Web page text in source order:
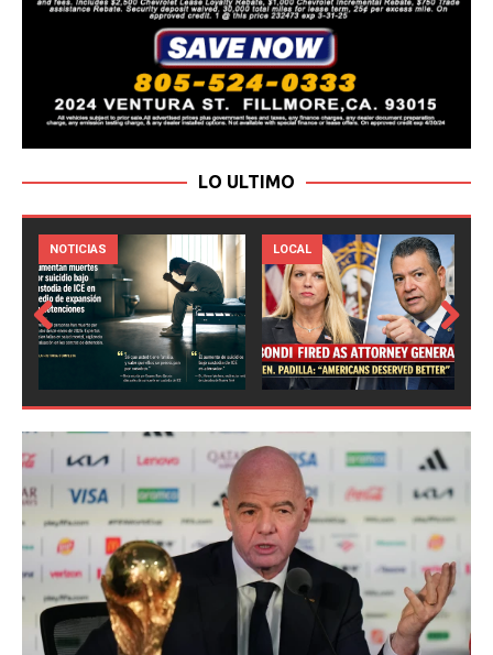
LO ULTIMO
LOCAL NOTICIAS
Prev
Next